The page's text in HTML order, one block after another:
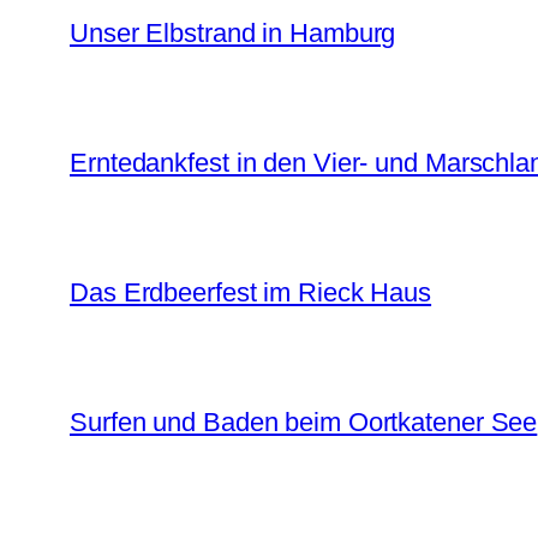
Unser Elbstrand in Hamburg
Erntedankfest in den Vier- und
Das Erdbeerfest im Rieck Haus
Surfen und Baden beim Oortkatener See